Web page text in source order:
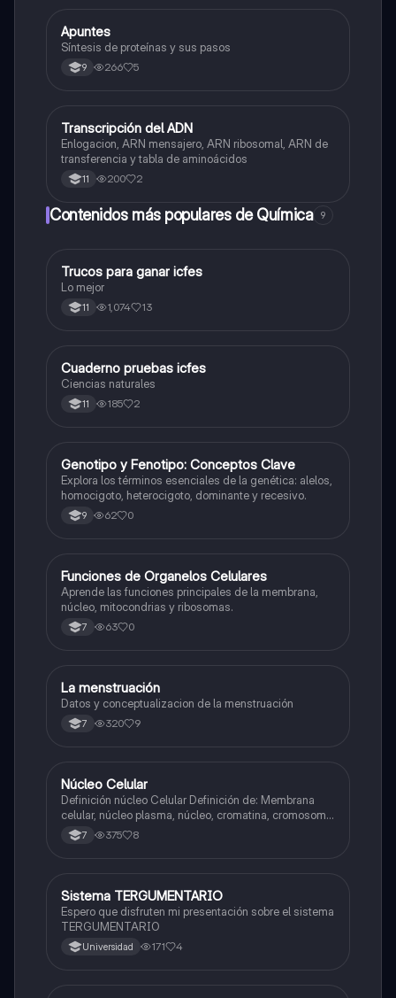
Biologia
Apuntes
Síntesis de proteínas y sus pasos
9 266 5
Biologia
Transcripción del ADN
Enlogacion, ARN mensajero, ARN ribosomal, ARN de
transferencia y tabla de aminoácidos
11 200 2
Contenidos más populares de Química 9
Química
Trucos para ganar icfes
Lo mejor
11 1,074 13
Biologia
Cuaderno pruebas icfes
Ciencias naturales
11 185 2
GBiologia
Genotipo y Fenotipo: Conceptos Clave
Explora los términos esenciales de la genética: alelos,
homocigoto, heterocigoto, dominante y recesivo.
9 62 0
FBiologia
Funciones de Organelos Celulares
Aprende las funciones principales de la membrana,
núcleo, mitocondrias y ribosomas.
7 63 0
Biologia
La menstruación
Datos y conceptualizacion de la menstruación
7 320 9
Biologia
Núcleo Celular
Definición núcleo Celular Definición de: Membrana
celular, núcleo plasma, núcleo, cromatina, cromosoma
Interfase Fases de la interfase
7 375 8
Biologia
Sistema TERGUMENTARIO
Espero que disfruten mi presentación sobre el sistema
TERGUMENTARIO
Universidad 171 4